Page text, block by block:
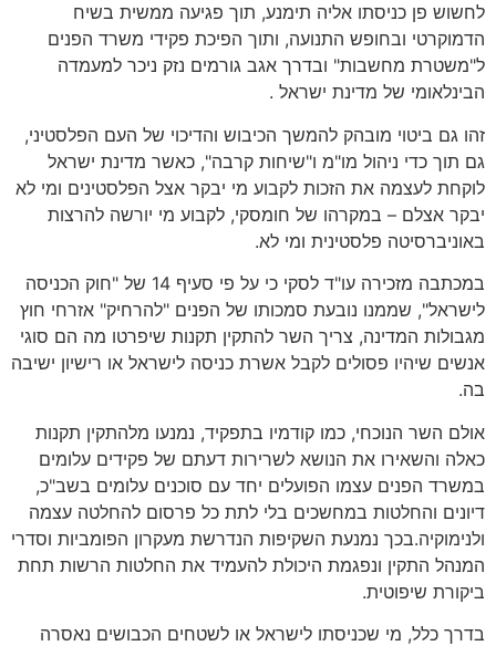
לחשוש פן כניסתו אליה תימנע, תוך פגיעה ממשית בשיח
הדמוקרטי ובחופש התנועה, ותוך הפיכת פקידי משרד הפנים
ל"משטרת מחשבות" ובדרך אגב גורמים נזק ניכר למעמדה
הבינלאומי של מדינת ישראל .
זהו גם ביטוי מובהק להמשך הכיבוש והדיכוי של העם הפלסטיני,
גם תוך כדי ניהול מו"מ ו"שיחות קרבה", כאשר מדינת ישראל
לוקחת לעצמה את הזכות לקבוע מי יבקר אצל הפלסטינים ומי לא
יבקר אצלם – במקרהו של חומסקי, לקבוע מי יורשה להרצות
באוניברסיטה פלסטינית ומי לא.
במכתבה מזכירה עו"ד לסקי כי על פי סעיף 14 של "חוק הכניסה
לישראל", שממנו נובעת סמכותו של הפנים "להרחיק" אזרחי חוץ
מגבולות המדינה, צריך השר להתקין תקנות שיפרטו מה הם סוגי
אנשים שיהיו פסולים לקבל אשרת כניסה לישראל או רישיון ישיבה
בה.
אולם השר הנוכחי, כמו קודמיו בתפקיד, נמנעו מלהתקין תקנות
כאלה והשאירו את הנושא לשרירות דעתם של פקידים עלומים
במשרד הפנים עצמו הפועלים יחד עם סוכנים עלומים בשב"כ,
דיונים והחלטות במחשכים בלי לתת כל פרסום להחלטה עצמה
ולנימוקיה.בכך נמנעת השקיפות הנדרשת מעקרון הפומביות וסדרי
המנהל התקין ונפגמת היכולת להעמיד את החלטות הרשות תחת
ביקורת שיפוטית.
בדרך כלל, מי שכניסתו לישראל או לשטחים הכבושים נאסרה